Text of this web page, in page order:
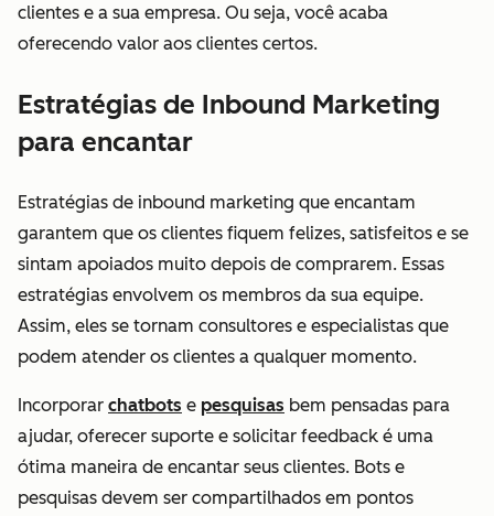
clientes e a sua empresa. Ou seja, você acaba
oferecendo valor aos clientes certos.
Estratégias de Inbound Marketing
para encantar
Estratégias de inbound marketing que encantam
garantem que os clientes fiquem felizes, satisfeitos e se
sintam apoiados muito depois de comprarem. Essas
estratégias envolvem os membros da sua equipe.
Assim, eles se tornam consultores e especialistas que
podem atender os clientes a qualquer momento.
Incorporar chatbots e pesquisas bem pensadas para
ajudar, oferecer suporte e solicitar feedback é uma
ótima maneira de encantar seus clientes. Bots e
pesquisas devem ser compartilhados em pontos